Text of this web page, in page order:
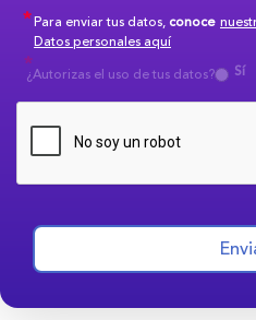
Para enviar tus datos,conoce
Datos personales aquí
¿Autorizas el uso de tus datos?
Sí